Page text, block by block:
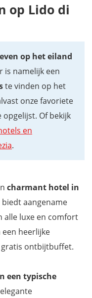
op Lido di
op het eiland
is namelijk een
te vinden op het
onze favoriete
Of bekijk
en
.
charmant hotel in
aangename
alle luxe en comfort
een heerlijke
ontbijtbuffet.
een typische